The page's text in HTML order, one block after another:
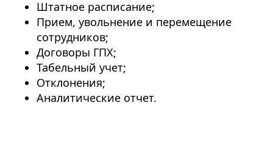
Штатное расписание;
Прием, увольнение и перемещение
сотрудников;
Договоры ГПХ;
Табельный учет;
Отклонения;
Аналитические отчет.